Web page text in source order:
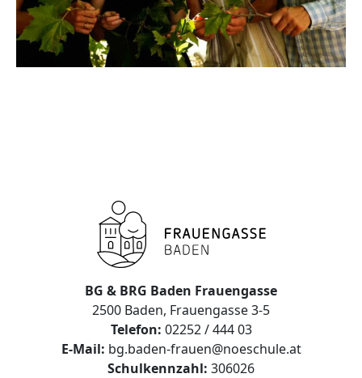
BG & BRG Baden Frauengasse
2500 Baden, Frauengasse 3-5
Telefon: 02252 / 444 03
E-Mail: bg.baden-frauen@noeschule.at
Schulkennzahl: 306026